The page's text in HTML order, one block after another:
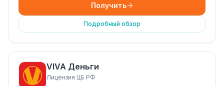
Получить
Подробный обзор
VIVA Деньги
Лицензия ЦБ РФ